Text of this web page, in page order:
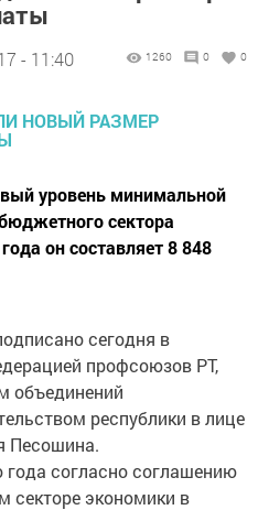
- 11:40 1260 0 0
уровень минимальной
сектора
он составляет 8 848
сегодня в
профсоюзов РТ,
объединений
республики в лице
Песошина.
согласно соглашению
секторе экономики в